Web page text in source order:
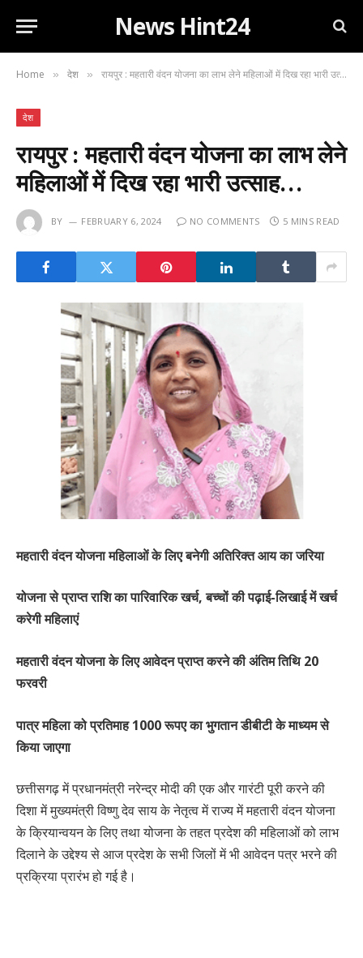
News Hint24
Home » देश » रायपुर : महतारी वंदन योजना का लाभ लेने महिलाओं में दिख रहा भारी उत्साह…
देश
रायपुर : महतारी वंदन योजना का लाभ लेने
महिलाओं में दिख रहा भारी उत्साह…
BY FEBRUARY 6, 2024 NO COMMENTS 5 MINS READ
महतारी वंदन योजना महिलाओं के लिए बनेगी अतिरिक्त आय का जरिया
योजना से प्राप्त राशि का पारिवारिक खर्च, बच्चों की पढ़ाई-लिखाई में खर्च
करेगी महिलाएं
महतारी वंदन योजना के लिए आवेदन प्राप्त करने की अंतिम तिथि 20
फरवरी
पात्र महिला को प्रतिमाह 1000 रूपए का भुगतान डीबीटी के माध्यम से
किया जाएगा
छत्तीसगढ़ में प्रधानमंत्री नरेन्द्र मोदी की एक और गारंटी पूरी करने की
दिशा में मुख्यमंत्री विष्णु देव साय के नेतृत्व में राज्य में महतारी वंदन योजना
के क्रियान्वयन के लिए तथा योजना के तहत प्रदेश की महिलाओं को लाभ
दिलाने के उद्देश्य से आज प्रदेश के सभी जिलों में भी आवेदन पत्र भरने की
प्रक्रिया प्रारंभ हो गई है।